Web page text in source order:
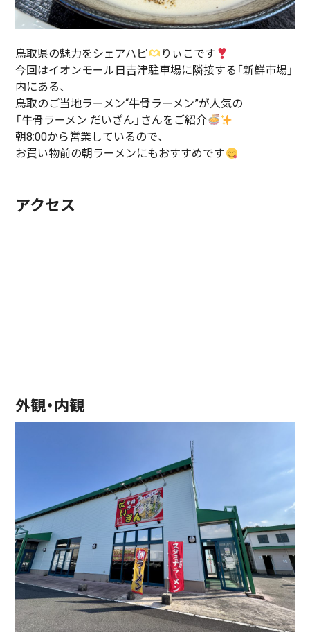
鳥取県の魅力をシェアハピ
りぃこです
今回はイオンモール日吉津駐車場に隣接する「新鮮市場」
内にある、
鳥取のご当地ラーメン“牛骨ラーメン”が人気の
「牛骨ラーメン だいざん」さんをご紹介
朝8:00から営業しているので、
お買い物前の朝ラーメンにもおすすめです
アクセス
外観・内観